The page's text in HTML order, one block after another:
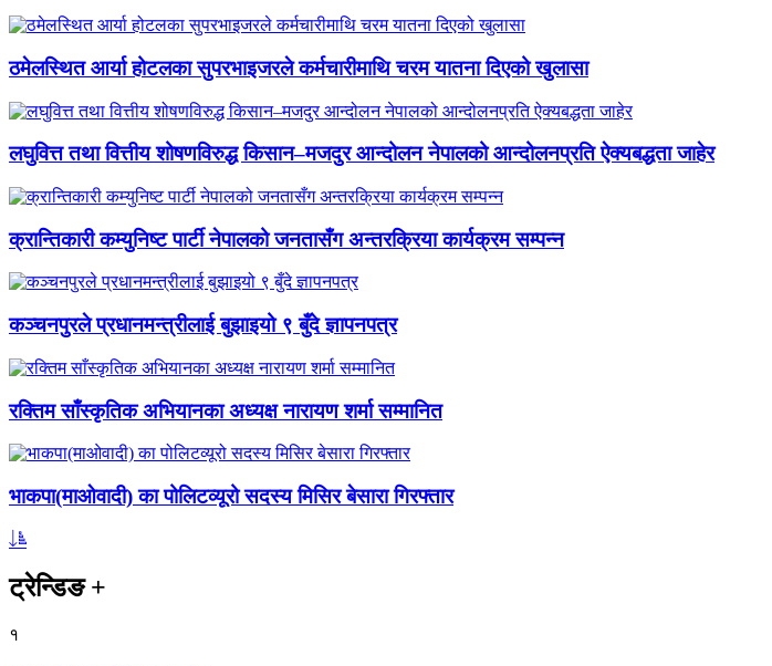
ठमेलस्थित आर्या होटलका सुपरभाइजरले कर्मचारीमाथि चरम यातना दिएको खुलासा
लघुवित्त तथा वित्तीय शोषणविरुद्ध किसान–मजदुर आन्दोलन नेपालको आन्दोलनप्रति ऐक्यबद्धता जाहेर
क्रान्तिकारी कम्युनिष्ट पार्टी नेपालको जनतासँग अन्तरक्रिया कार्यक्रम सम्पन्न
कञ्चनपुरले प्रधानमन्त्रीलाई बुझाइयो ९ बुँदे ज्ञापनपत्र
रक्तिम साँस्कृतिक अभियानका अध्यक्ष नारायण शर्मा सम्मानित
भाकपा(माओवादी) का पोलिटव्यूरो सदस्य मिसिर बेसारा गिरफ्तार
ट्रेन्डिङ+
१